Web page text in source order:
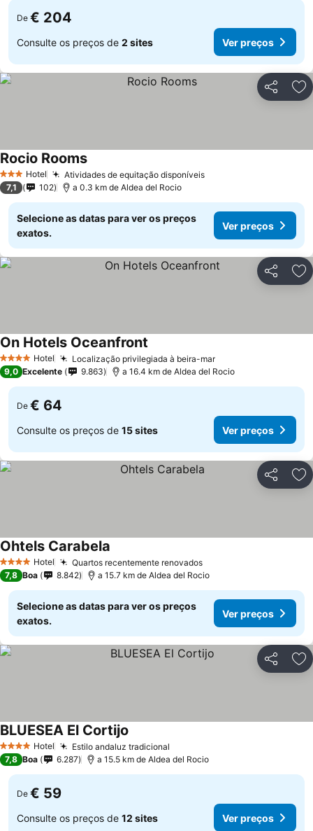
De € 204
Consulte os preços de 2 sites Ver preços
Partilhar
3 EstrelasHotel Atividades de equitação disponíveis
Rocio Rooms
7,1 102 a 0.3 km de Aldea del Rocio
Selecione as datas para ver os preços
exatos.
Ver preços
Partilhar
4 EstrelasHotel Localização privilegiada à beira-mar
On Hotels Oceanfront
9,0 Excelente 9.863 a 16.4 km de Aldea del Rocio
De € 64
Consulte os preços de 15 sites Ver preços
Partilhar
4 EstrelasHotel Quartos recentemente renovados
Ohtels Carabela
7,8 Boa 8.842 a 15.7 km de Aldea del Rocio
Selecione as datas para ver os preços
exatos.
Ver preços
Partilhar
4 EstrelasHotel Estilo andaluz tradicional
BLUESEA El Cortijo
7,8 Boa 6.287 a 15.5 km de Aldea del Rocio
De € 59
Consulte os preços de 12 sites Ver preços